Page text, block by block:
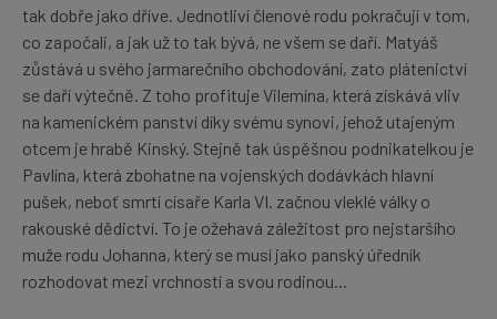
tak dobře jako dříve. Jednotliví členové rodu pokračují v tom,
co započali, a jak už to tak bývá, ne všem se daří. Matyáš
zůstává u svého jarmarečního obchodování, zato plátenictví
se daří výtečně. Z toho profituje Vilemína, která získává vliv
na kamenickém panství díky svému synovi, jehož utajeným
otcem je hrabě Kinský. Stejně tak úspěšnou podnikatelkou je
Pavlína, která zbohatne na vojenských dodávkách hlavní
pušek, neboť smrtí císaře Karla VI. začnou vleklé války o
rakouské dědictví. To je ožehavá záležitost pro nejstaršího
muže rodu Johanna, který se musí jako panský úředník
rozhodovat mezi vrchností a svou rodinou...